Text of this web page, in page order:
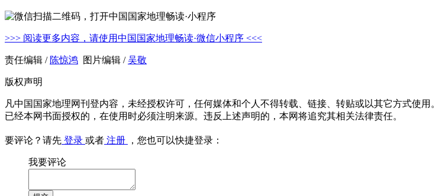
>>> 阅读更多内容，请使用中国国家地理畅读·微信小程序 <<<
责任编辑 / 陈惊鸿 图片编辑 /吴敬
版权声明
凡中国国家地理网刊登内容，未经授权许可，任何媒体和个人不得转载、链接、转贴或以其它方式使用。
已经本网书面授权的，在使用时必须注明来源。违反上述声明的，本网将追究其相关法律责任。
要评论？请先 登录 或者 注册 ，您也可以快捷登录：
我要评论